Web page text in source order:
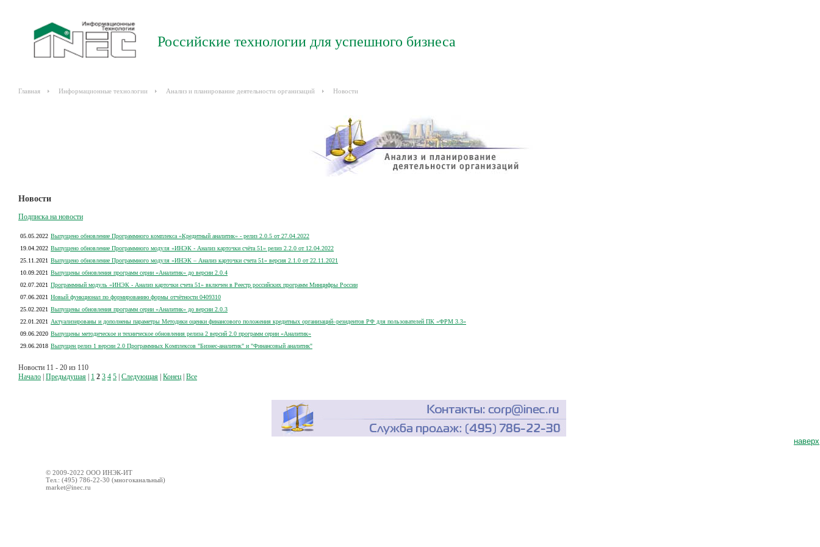
Российские технологии для успешного бизнеса
Главная Информационные технологии Анализ и планирование деятельности организаций Новости
Новости
Подписка на новости
05.05.2022 Выпущено обновление Программного комплекса «Кредитный аналитик» - релиз 2.0.5 от 27.04.2022
19.04.2022 Выпущено обновление Программного модуля «ИНЭК - Анализ карточки счёта 51» релиз 2.2.0 от 12.04.2022
25.11.2021 Выпущено обновление Программного модуля «ИНЭК – Анализ карточки счета 51» версия 2.1.0 от 22.11.2021
10.09.2021 Выпущены обновления программ серии «Аналитик» до версии 2.0.4
02.07.2021 Программный модуль «ИНЭК - Анализ карточки счета 51» включен в Реестр российских программ Минцифры России
07.06.2021 Новый функционал по формированию формы отчётности 0409310
25.02.2021 Выпущены обновления программ серии «Аналитик» до версии 2.0.3
22.01.2021
Актуализированы и дополнены параметры Методики оценки финансового положения кредитных организаций–резидентов РФ для пользователей ПК «ФРМ 3.3»
09.06.2020 Выпущены методическое и техническое обновления релиза 2 версий 2.0 программ серии «Аналитик»
29.06.2018 Выпущен релиз 1 версии 2.0 Программных Комплексов "Бизнес-аналитик" и "Финансовый аналитик"
Новости 11 - 20 из 110
Начало Предыдушая 1 2 3 4 5 Следующая Конец Все
наверх
© 2009-2022 ООО ИНЭК-ИТ
Тел.: (495) 786-22-30 (многоканальный)
market@inec.ru